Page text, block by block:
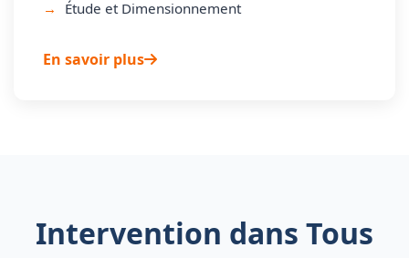
Étude et Dimensionnement
En savoir plus
Intervention dans Tous